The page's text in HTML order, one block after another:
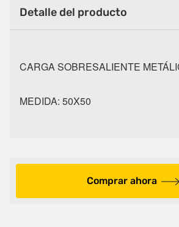
Detalle del producto
CARGA SOBRESALIENTE
MEDIDA: 50X50
Comprar ahora